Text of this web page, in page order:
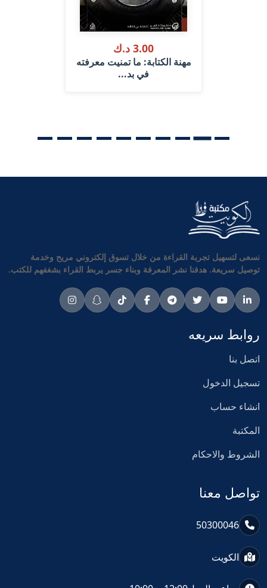
3.00 د.ك
مهنة الكتابة: ما تمنيت معرفته
في بد...
نسعى لتسهيل تجربة القراءة من خلال تسوق إلكتروني مريح وخدمة
توصيل سريعة. هدفنا نشر المعرفة وبناء جسر يربط القراء بشغفهم للكتب.
روابط سريعه
اتصل بنا
تسجيل الدخول
انشاء حساب
المكتبة
الشروط والاحكام
تواصل معنا
50300046
الكويت